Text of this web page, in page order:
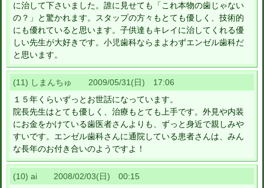
に治して下さいました。誰に見せても「これ本物の歯じゃない
の？」と驚かれます。スタップの方々もとても優しく、技術的
にも優れていると思います。子供達もキレイに治してくれる優
しい先生が大好きです。小児歯科ならまよわずエンゼル歯科だ
と思います。
(11) しまんちゅ 2009/05/31(日) 17:06
１５年くらいずっとお世話になっています。
院長先生はとても優しく、治療もとても上手です。外見や内装
にお金をかけている歯医者さんよりも、ずっと身近で親しみや
すいです。エンゼル歯科さんに通院している患者さんは、みん
な長年のお付き合いのようですよ！
(10) ai 2008/02/03(日) 00:15